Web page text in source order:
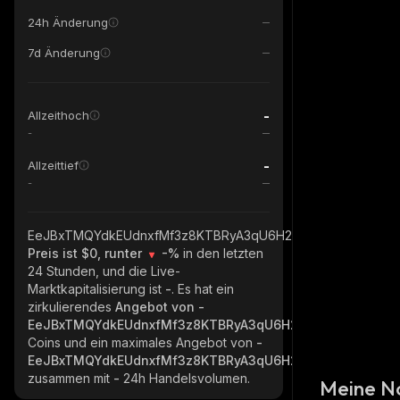
24h Änderung
7d Änderung
Allzeithoch -
-
Allzeittief -
-
Preis ist $0, runter
-% in den letzten
24 Stunden, und die Live-
Marktkapitalisierung ist -. Es hat ein
zirkulierendes Angebot von -
Coins und ein maximales Angebot von -
zusammen mit - 24h Handelsvolumen. Meine